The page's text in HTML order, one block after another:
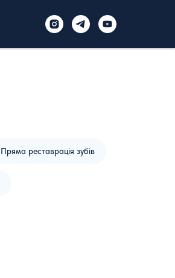
Пряма реставрація зубів